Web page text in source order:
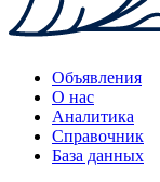
Объявления
О нас
Аналитика
Справочник
База данных